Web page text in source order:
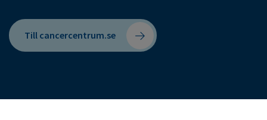
Till cancercentrum.se